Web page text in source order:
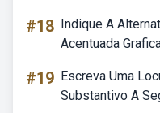
#18 Indique A
Acentuada
#19 Escreva Uma
Substantivo A